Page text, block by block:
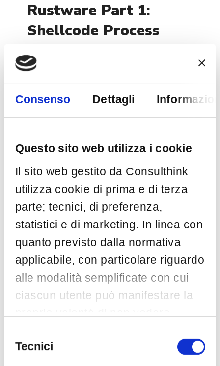
Consenso Dettagli
Questo sito web utilizza i cookie
Il sito web gestito da Consulthink
utilizza cookie di prima e di terza
parte; tecnici, di preferenza,
statistici e di marketing. In linea con
quanto previsto dalla normativa
applicabile, con particolare riguardo
alle modalità semplificate con cui
ciascun utente può manifestare la
propria volontà di non vedere
tipologie di cookie non necessari,
delTecnici
Rustware Part 1:
Shellcode Process
Injection Development
Adversary Emulation and Network Penetration
is useful to learn how malwares work and how
by Consulthink Ott 27
Categorie
AI
ASSINTEL(1)
Awareness (2)
Big Data(1)